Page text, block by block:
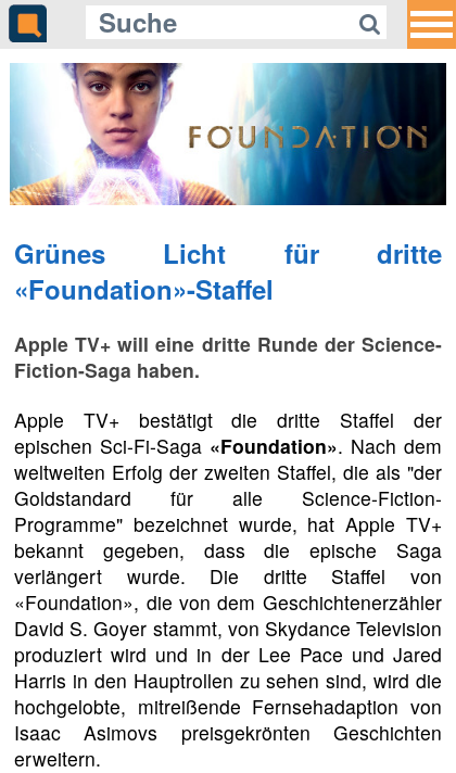
Grünes Licht für dritte
«Foundation»-Staffel
Apple TV+ will eine dritte Runde der Science-
Fiction-Saga haben.
Apple TV+ bestätigt die dritte Staffel der
epischen Sci-Fi-Saga «Foundation». Nach dem
weltweiten Erfolg der zweiten Staffel, die als "der
Goldstandard für alle Science-Fiction-
Programme" bezeichnet wurde, hat Apple TV+
bekannt gegeben, dass die epische Saga
verlängert wurde. Die dritte Staffel von
«Foundation», die von dem Geschichtenerzähler
David S. Goyer stammt, von Skydance Television
produziert wird und in der Lee Pace und Jared
Harris in den Hauptrollen zu sehen sind, wird die
hochgelobte, mitreißende Fernsehadaption von
Isaac Asimovs preisgekrönten Geschichten
erweitern.